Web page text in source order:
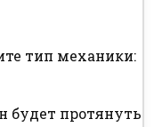
тип механики:
будет протянуть